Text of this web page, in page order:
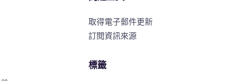
取得電子郵件更新
訂閱資訊來源
標籤